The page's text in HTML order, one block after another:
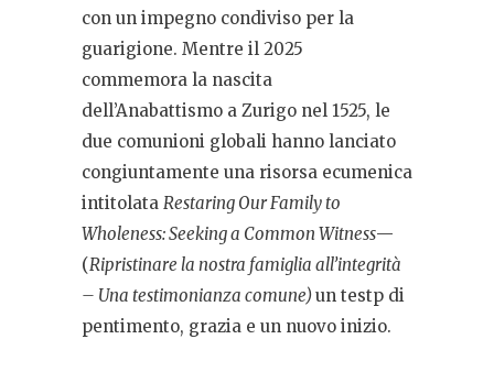
con un impegno condiviso per la
guarigione. Mentre il 2025
commemora la nascita
dell’Anabattismo a Zurigo nel 1525, le
due comunioni globali hanno lanciato
congiuntamente una risorsa ecumenica
intitolata Restaring Our Family to
Wholeness: Seeking a Common Witness—
(Ripristinare la nostra famiglia all’integrità
– Una testimonianza comune)un testp di
pentimento, grazia e un nuovo inizio.